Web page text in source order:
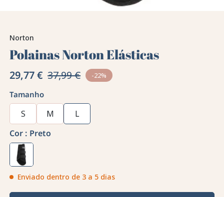
Norton
Polainas Norton Elásticas
29,77 € 37,99 € -22%
Tamanho
S M
L
Cor : Preto
Enviado dentro de 3 a 5 dias